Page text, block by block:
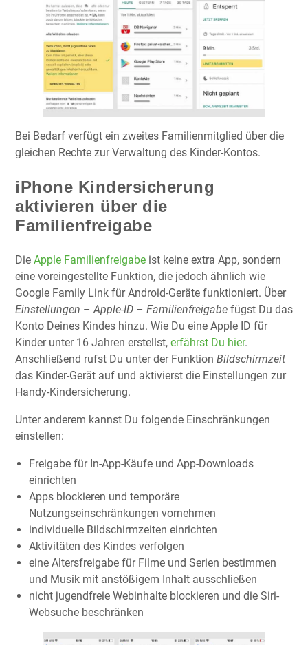
Bei Bedarf verfügt ein zweites Familienmitglied über die
gleichen Rechte zur Verwaltung des Kinder-Kontos.
iPhone Kindersicherung
aktivieren über die
Familienfreigabe
Die Apple Familienfreigabe ist keine extra App, sondern
eine voreingestellte Funktion, die jedoch ähnlich wie
Google Family Link für Android-Geräte funktioniert. Über
Einstellungen – Apple-ID – Familienfreigabe fügst Du das
Konto Deines Kindes hinzu. Wie Du eine Apple ID für
Kinder unter 16 Jahren erstellst, erfährst Du hier.
Anschließend rufst Du unter der Funktion Bildschirmzeit
das Kinder-Gerät auf und aktivierst die Einstellungen zur
Handy-Kindersicherung.
Unter anderem kannst Du folgende Einschränkungen
einstellen:
Freigabe für In-App-Käufe und App-Downloads
einrichten
Apps blockieren und temporäre
Nutzungseinschränkungen vornehmen
individuelle Bildschirmzeiten einrichten
Aktivitäten des Kindes verfolgen
eine Altersfreigabe für Filme und Serien bestimmen
und Musik mit anstößigem Inhalt ausschließen
nicht jugendfreie Webinhalte blockieren und die Siri-
Websuche beschränken